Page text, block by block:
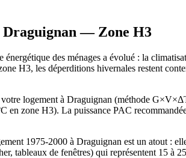
Draguignan — Zone H3
des ménages a évolué : la
H3, les déperditions hivernales restent
logement à Draguignan (méthode
en zone H3). La puissance PAC
1975-2000 à Draguignan est un atout :
tableaux de fenêtres) qui représentent 15 à